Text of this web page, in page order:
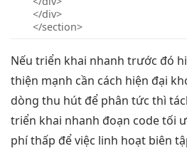
</div>
</section>
Nếu triển khai nhanh trước đó
thiện mạnh cần cách hiện đại
dòng thu hút để phân tức thì
triển khai nhanh đoạn codetối
phí thấp để việc linh hoạt biên